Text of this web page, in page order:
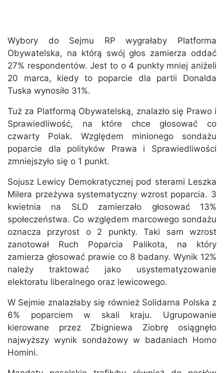
Wybory do Sejmu RP wygrałaby Platforma
Obywatelska, na którą swój głos zamierza oddać
27% respondentów. Jest to o 4 punkty mniej aniżeli
20 marca, kiedy to poparcie dla partii Donalda
Tuska wynosiło 31%.
Tuż za Platformą Obywatelską, znalazło się Prawo i
Sprawiedliwość, na które chce głosować co
czwarty Polak. Względem minionego sondażu
poparcie dla polityków Prawa i Sprawiedliwości
zmniejszyło się o 1 punkt.
Sojusz Lewicy Demokratycznej pod sterami Leszka
Milera przeżywa systematyczny wzrost poparcia. 3
kwietnia na SLD zamierzało głosować 13%
społeczeństwa. Co względem marcowego sondażu
oznacza przyrost o 2 punkty. Taki sam wzrost
zanotował Ruch Poparcia Palikota, na który
zamierza głosować prawie co 8 badany. Wynik 12%
należy traktować jako usystematyzowanie
elektoratu liberalnego oraz lewicowego.
W Sejmie znalazłaby się również Solidarna Polska z
6% poparciem w skali kraju. Ugrupowanie
kierowane przez Zbigniewa Ziobrę osiągnęło
najwyższy wynik sondażowy w badaniach Homo
Homini.